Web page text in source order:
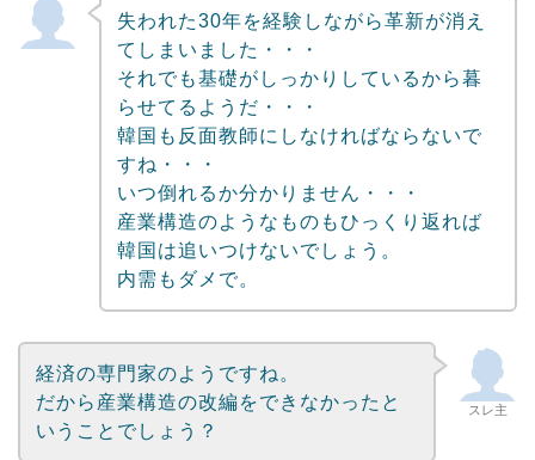
失われた30年を経験しながら革新が消え
てしまいました・・・
それでも基礎がしっかりしているから暮
らせてるようだ・・・
韓国も反面教師にしなければならないで
すね・・・
いつ倒れるか分かりません・・・
産業構造のようなものもひっくり返れば
韓国は追いつけないでしょう。
内需もダメで。
スレ主
経済の専門家のようですね。
だから産業構造の改編をできなかったと
いうことでしょう？